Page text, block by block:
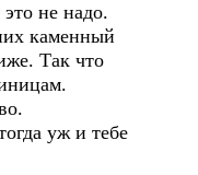
не надо.
каменный
Так что
уж и тебе